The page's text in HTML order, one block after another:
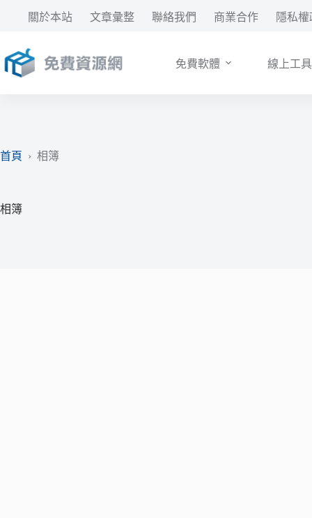
要
內
關於本站 文章彙整 聯絡我們 商業合作 隱私
免費軟體 線上工具
首頁 › 相簿
相簿